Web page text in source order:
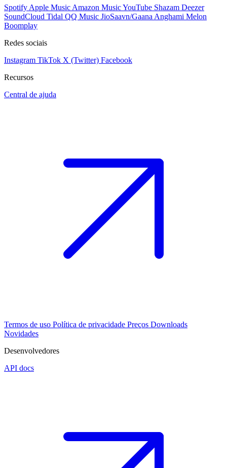
Spotify Apple Music Amazon MusicYouTube Shazam Deezer
SoundCloud Tidal QQ Music JioSaavn/Gaana Anghami Melon
Boomplay
Redes sociais
Instagram TikTok X (Twitter) Facebook
Recursos
Central de ajuda
Termos de uso Política de privacidade Preços Downloads
Novidades
Desenvolvedores
API docs